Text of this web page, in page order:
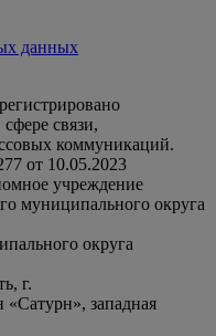
данных
связи,
коммуникаций.
от 10.05.2023
учреждение
муниципального округа
округа
г.
«Сатурн», западная